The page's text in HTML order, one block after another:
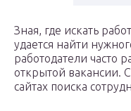
Зная, где искать
удается найти
работодатели часто
открытой вакансии.
сайтах поиска